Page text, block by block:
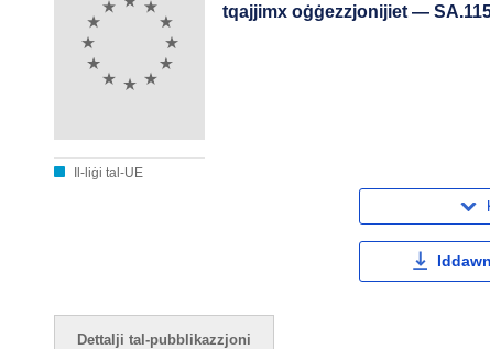
Il-liġi tal-UE
tqajjimx oġġezzjonijiet —
Dettalji tal-pubblikazzjoni